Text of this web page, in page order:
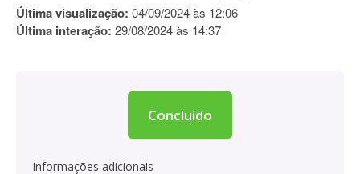
Última visualização: 04/09/2024 às 12:06
Última interação: 29/08/2024 às 14:37
Concluído
Informações adicionais